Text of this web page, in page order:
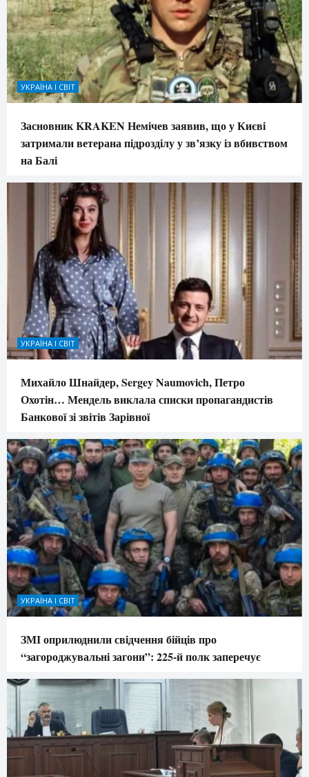
УКРАЇНА І СВІТ
Засновник KRAKEN Немічев заявив, що у Києві
затримали ветерана підрозділу у зв’язку із вбивством
на Балі
УКРАЇНА І СВІТ
Михайло Шнайдер, Sergey Naumovich, Петро
Охотін… Мендель виклала списки пропагандистів
Банкової зі звітів Зарівної
УКРАЇНА І СВІТ
ЗМІ оприлюднили свідчення бійців про
“загороджувальні загони”: 225-й полк заперечує